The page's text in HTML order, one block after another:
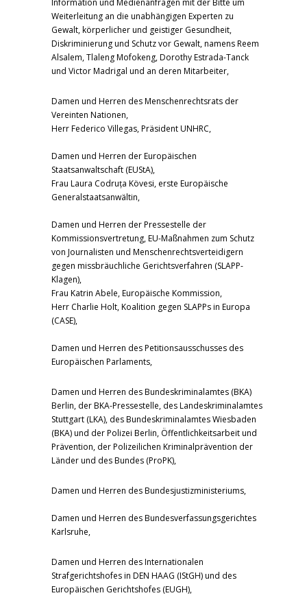
Weiterleitung an die unabhängigen Experten zu
Gewalt, körperlicher und geistiger Gesundheit,
Diskriminierung und Schutz vor Gewalt, namens Reem
Alsalem, Tlaleng Mofokeng, Dorothy Estrada-Tanck
und Victor Madrigal und an deren Mitarbeiter,
Damen und Herren des Menschenrechtsrats der
Vereinten Nationen,
Herr Federico Villegas, Präsident UNHRC,
Damen und Herren der Europäischen
Staatsanwaltschaft (EUStA),
Frau Laura Codruța Kövesi, erste Europäische
Generalstaatsanwältin,
Damen und Herren der Pressestelle der
Kommissionsvertretung, EU-Maßnahmen zum Schutz
von Journalisten und Menschenrechtsverteidigern
gegen missbräuchliche Gerichtsverfahren (SLAPP-
Klagen),
Frau Katrin Abele, Europäische Kommission,
Herr Charlie Holt, Koalition gegen SLAPPs in Europa
(CASE),
Damen und Herren des Petitionsausschusses des
Europäischen Parlaments,
Damen und Herren des Bundeskriminalamtes (BKA)
Berlin, der BKA-Pressestelle, des Landeskriminalamtes
Stuttgart (LKA), des Bundeskriminalamtes Wiesbaden
(BKA) und der Polizei Berlin, Öffentlichkeitsarbeit und
Prävention, der Polizeilichen Kriminalprävention der
Länder und des Bundes (ProPK),
Damen und Herren des Bundesjustizministeriums,
Damen und Herren des Bundesverfassungsgerichtes
Karlsruhe,
Damen und Herren des Internationalen
Strafgerichtshofes in DEN HAAG (IStGH) und des
Europäischen Gerichtshofes (EUGH),